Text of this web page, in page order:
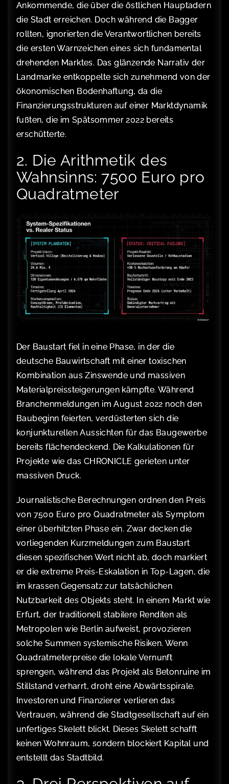
Ankommende, die über die östlichen Hauptadern
die Stadt erreichen. Doch während die Bagger
rollten, ignorierten die Verantwortlichen bereits
die ersten Warnzeichen eines sich fundamental
drehenden Marktes. Das glänzende Narrativ der
Landmarke entkoppelte sich zunehmend von der
ökonomischen Bodenhaftung, da die
Finanzierungsstrukturen auf einer Marktdynamik
fußten, die im Spätsommer 2022 bereits
erschütterte.
2. Die Arithmetik des
Wahnsinns: 7500 Euro pro
Quadratmeter
Der Baustart fiel in eine Phase, in der die
deutsche Bauwirtschaft mit einer toxischen
Kombination aus Zinswende und massiven
Materialpreissteigerungen kämpfte. Während
Branchenmeldungen im August 2022 noch den
Baubeginn feierten, verdüsterten sich die
konjunkturellen Aussichten für das Baugewerbe
bereits flächendeckend. Die Kalkulationen für
Projekte wie das CHRONICLE gerieten unter
massiven Druck.
Journalistische Berechnungen ordnen den Preis
von 7500 Euro pro Quadratmeter als Symptom
einer überhitzten Phase ein. Zwar decken die
vorliegenden Kurzmeldungen zum Baustart
diesen spezifischen Wert nicht ab, doch markiert
er die extreme Preis-Eskalation in Top-Lagen, die
im krassen Gegensatz zur tatsächlichen
Nutzbarkeit des Objekts steht. In einem Markt wie
Erfurt, der traditionell stabilere Renditen als
Metropolen wie Berlin aufweist, provozieren
solche Summen systemische Risiken. Wenn
Quadratmeterpreise die lokale Vernunft
sprengen, während das Projekt als Betonruine im
Stillstand verharrt, droht eine Abwärtsspirale.
Investoren und Finanzierer verlieren das
Vertrauen, während die Stadtgesellschaft auf ein
unfertiges Skelett blickt. Dieses Skelett schafft
keinen Wohnraum, sondern blockiert Kapital und
entstellt das Stadtbild.